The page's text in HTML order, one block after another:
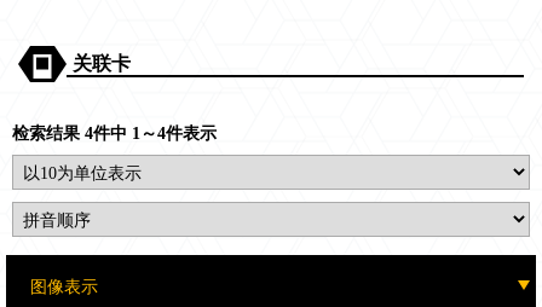
关联卡
检索结果 4件中 1～4件表示